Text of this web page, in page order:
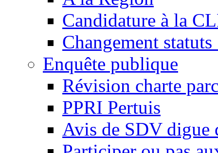
Candidature à la
Changement
Enquête publique
Révision charte
PPRI Pertuis
Avis de SDV digue